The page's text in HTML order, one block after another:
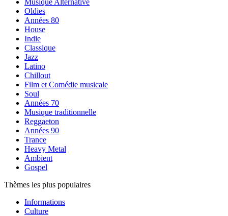
Musique Alternative
Oldies
Années 80
House
Indie
Classique
Jazz
Latino
Chillout
Film et Comédie musicale
Soul
Années 70
Musique traditionnelle
Reggaeton
Années 90
Trance
Heavy Metal
Ambient
Gospel
Thèmes les plus populaires
Informations
Culture